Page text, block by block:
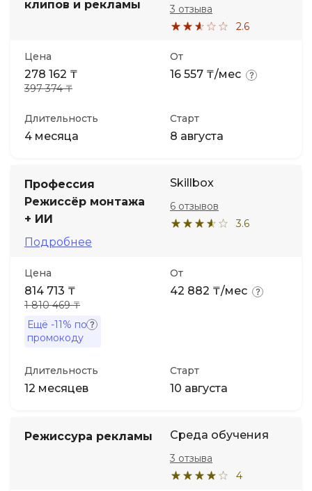
клипов и рекламы
2.6
3 отзыва
Цена
278 162 ₸
397 374 ₸
От
16 557 ₸/мес
Длительность
4 месяца
Старт
8 августа
Профессия
Режиссёр монтажа
+ ИИ
Подробнее
Skillbox
3.6
6 отзывов
Цена
814 713 ₸
1 810 469 ₸
Ещё -11% по
промокоду
От
42 882 ₸/мес
Длительность
12 месяцев
Старт
10 августа
Режиссура рекламы Среда обучения
4
3 отзыва